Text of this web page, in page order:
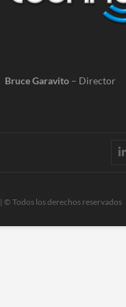
Bruce Garavito – Director
| © Todos los derechos reservados